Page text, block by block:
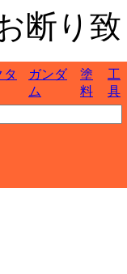
断り
タ
ガンダ
ム
塗
料
工
具